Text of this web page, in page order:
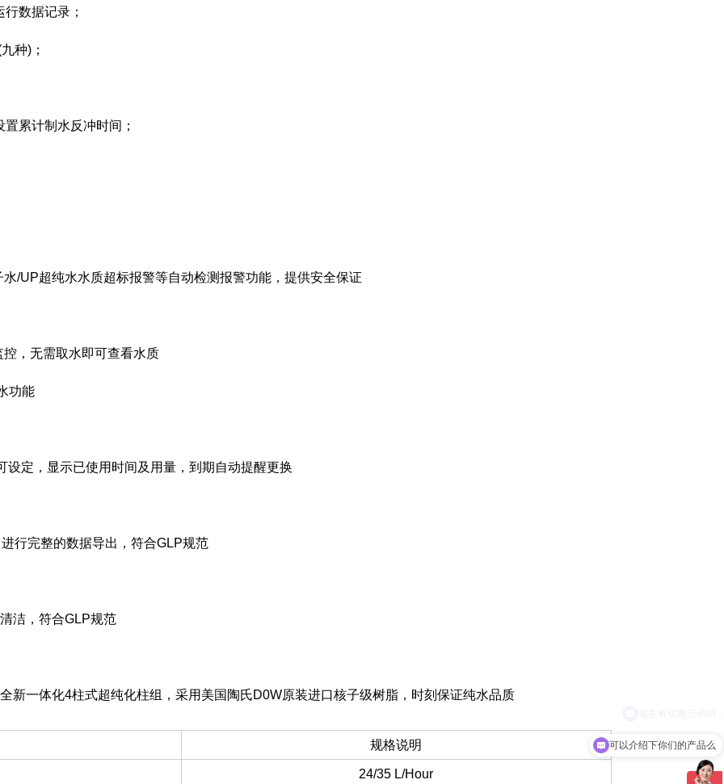
数据记录；
种)；
累计制水反冲时间；
/UP超纯水水质超标报警等自动检测报警功能，提供安全保证
，无需取水即可查看水质
功能
定，显示已使用时间及用量，到期自动提醒更换
行完整的数据导出，符合GLP规范
洁，符合GLP规范
新一体化4柱式超纯化柱组，采用美国陶氏D0W原装进口核子级树脂，时刻保证纯水品质
规格说明
24/35 L/Hour
可以介绍下你们的产品么